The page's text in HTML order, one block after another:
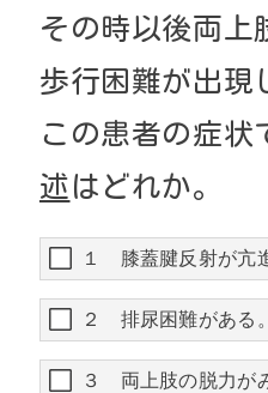
その時以後両上
歩行困難が出現
この患者の症状
述 はどれか。
１ 膝蓋腱反射が亢
２ 排尿困難がある。
３ 両上肢の脱力が